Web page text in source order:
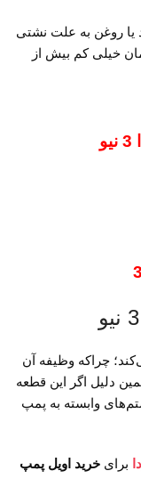
یا روغن به علت نشتی
خیلی کم بیش از
چراکه وظیفه آن
دلیل اگر این قطعه
وابسته به پمپ
برای خرید اویل پمپ